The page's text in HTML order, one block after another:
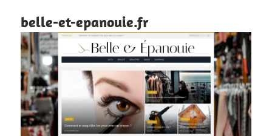
belle-et-epanouie.fr